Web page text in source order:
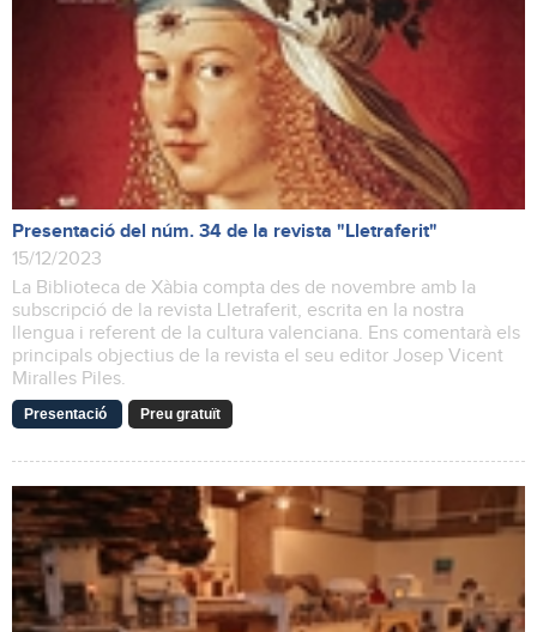
Presentació del núm. 34 de la revista "Lletraferit"
15/12/2023
La Biblioteca de Xàbia compta des de novembre amb la
subscripció de la revista Lletraferit, escrita en la nostra
llengua i referent de la cultura valenciana. Ens comentarà els
principals objectius de la revista el seu editor Josep Vicent
Miralles Piles.
Presentació Preu gratuït